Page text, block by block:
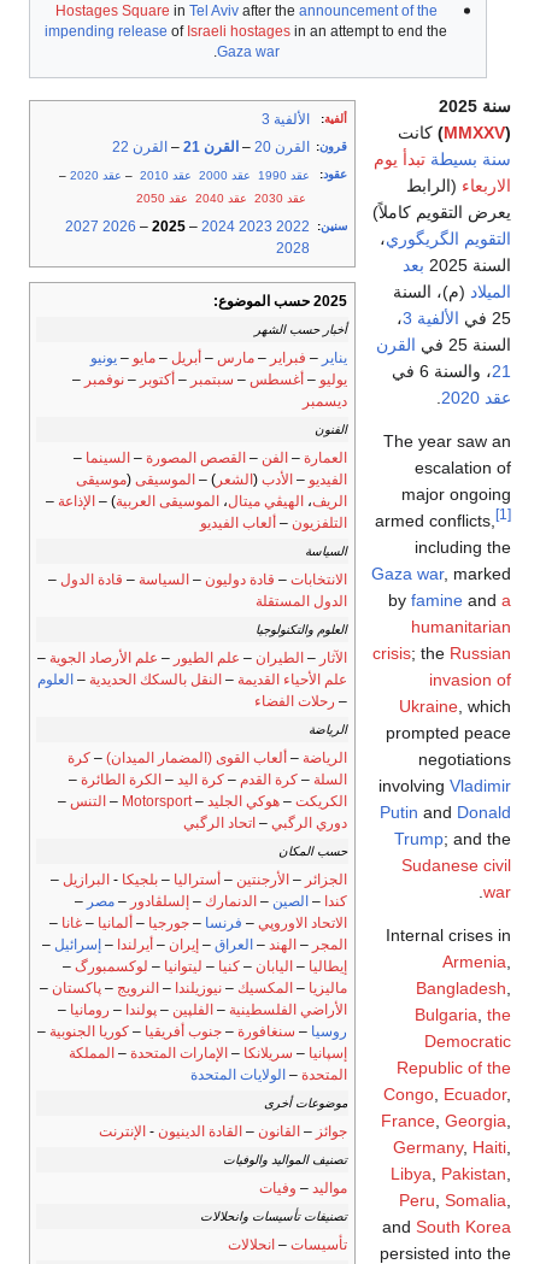
Hostages Square in Tel Avivafter the announcement of the
impending release of Israeli hostages in an attempt to end the
Gaza war
.
ألفية: الألفية 3
قرون: القرن 20 – القرن 21 – القرن 22
عقود: عقد 1990 عقد 2000 عقد 2010 – عقد 2020
–
عقد 2030
عقد 2040 عقد 2050
سنين:
2022
2023
2024
–
2025
–
2026
2027
2028
2025 حسب الموضوع:
أخبار حسب الشهر
يناير – فبراير – مارس – أبريل – مايو – يونيو
يوليو – أغسطس – سبتمبر – أكتوبر – نوفمبر –
ديسمبر
الفنون
العمارة – الفن – القصص المصورة – السينما –
الفيديو – الأدب ( الشعر ) – الموسيقى (موسيقى
الريف، الهيڤي ميتال، الموسيقى العربية) – الإذاعة –
التلفزيون – ألعاب الفيديو
السياسة
الانتخابات – قادة دوليون – السياسة – قادة الدول –
الدول المستقلة
العلوم والتكنولوجيا
الآثار – الطيران – علم الطيور – علم الأرصاد الجوية –
علم الأحياء القديمة – النقل بالسكك الحديدية – العلوم
– رحلات الفضاء
الرياضة
الرياضة – ألعاب القوى (المضمار الميدان) – كرة
السلة – كرة القدم – كرة اليد – الكرة الطائرة –
الكريكت – هوكي الجليد –
Motorsport
– التنس –
دوري الرگبي – اتحاد الرگبي
حسب المكان
الجزائر – الأرجنتين – أستراليا – بلجيكا - البرازيل –
كندا – الصين – الدنمارك – إلسلڤادور – مصر –
الاتحاد الاوروپي – فرنسا – جورجيا – ألمانيا – غانا –
المجر – الهند – العراق – إيران – أيرلندا – إسرائيل –
إيطاليا – اليابان – كنيا – ليتوانيا – لوكسمبورگ –
ماليزيا – المكسيك – نيوزيلندا – النرويج – پاكستان –
الأراضي الفلسطينية – الفلپين – پولندا – رومانيا –
روسيا – سنغافورة – جنوب أفريقيا – كوريا الجنوبية –
إسپانيا – سريلانكا – الإمارات المتحدة – المملكة
المتحدة – الولايات المتحدة
موضوعات أخرى
جوائز – القانون – القادة الدينيون - الإنترنت
تصنيف المواليد والوفيات
مواليد – وفيات
تصنيفات تأسيسات وانحلالات
تأسيسات – انحلالات
سنة 2025
(
MMXXV
) كانت
سنة بسيطة تبدأ يوم
الاربعاء (الرابط
يعرض التقويم كاملاً)
التقويم الگريگوري،
السنة 2025
بعد
الميلاد (م)، السنة
25 في
الألفية 3
،
السنة 25 في
القرن
21، والسنة 6 في
عقد 2020
The year saw an
escalation of
major ongoing
armed conflicts,
[1]
including the
Gaza war, marked
by famine and a
humanitarian
crisis; the Russian
invasion of
Ukraine , which
prompted peace
negotiations
involving Vladimir
Putin and Donald
Trump; and the
Sudanese civil
war
Internal crises in
Armenia
Bangladesh
Bulgaria the
Democratic
Republic of the
Congo Ecuador,
France Georgia
Germany, Haiti
Libya
Pakistan
Peru Somalia
and South Korea
persisted into the